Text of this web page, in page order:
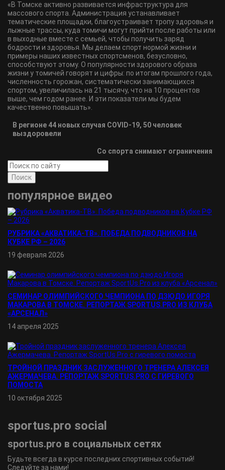
«В Томске активно развивается инфраструктура для
массового спорта. Администрация устанавливает
тематические площадки, благоустраивает тропу здоровья и
лыжные трассы, куда томичи могут прийти после работы или
в выходные вместе с семьей, чтобы получить заряд
бодрости и здоровья. Мы делаем спорт нормой жизни и
примеры наших известных спортсменов, безусловно,
способствуют этому. О популярности здорового образа
жизни у томичей говорят и цифры: по итогам прошлого года,
численность горожан, систематически занимающихся
спортом, увеличилась на 21 тысячу, что на 10 процентов
выше, чем годом ранее. И эти показатели мы будем
качественно повышать».
В регионе 44 новых случая COVID-19, 50 человек
выздоровели
Со спорта снимают ограничения
Поиск
популярное видео
РУБРИКА «АКВАТИКА-TВ». ПОБЕДА ПОДВОДНИКОВ НА
КУБКЕ РФ – 2026
19 февраля 2026
СЕМИНАР ОЛИМПИЙСКОГО ЧЕМПИОНА ПО ДЗЮДО ИГОРЯ
МАКАРОВА В ТОМСКЕ. РЕПОРТАЖ SPORTUS.PRO ИЗ КЛУБА
«АРСЕНАЛ»
14 апреля 2025
ТРОЙНОЙ ПРАЗДНИК ЗАСЛУЖЕННОГО ТРЕНЕРА АЛЕКСЕЯ
АЖЕРМАЧЕВА. РЕПОРТАЖ SPORTUS.PRO С ГИРЕВОГО
ПОМОСТА
10 октября 2025
sportus.pro social
sportus.pro в социальных сетях
Будьте всегда в курсе последних спортивных событий!
Следуйте за нами!